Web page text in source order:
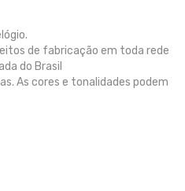
de fabricação em toda rede
do Brasil
As cores e tonalidades podem